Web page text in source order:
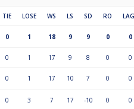
TIE LOSE WS LS SD RO
0 1 18 9 9 0 0
0 1 17 9 8 0 0
0 1 17 10 7 0 0
0 3 7 17 -10 0 0